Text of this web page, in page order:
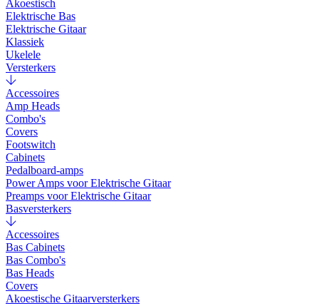
Akoestisch
Elektrische Bas
Elektrische Gitaar
Klassiek
Ukelele
Versterkers
Accessoires
Amp Heads
Combo's
Covers
Footswitch
Cabinets
Pedalboard-amps
Power Amps voor Elektrische Gitaar
Preamps voor Elektrische Gitaar
Basversterkers
Accessoires
Bas Cabinets
Bas Combo's
Bas Heads
Covers
Akoestische Gitaarversterkers